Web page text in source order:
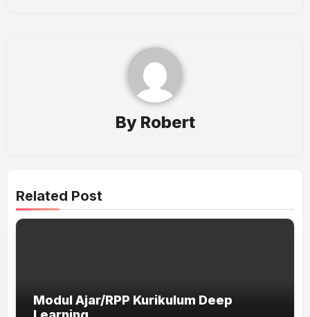
By Robert
Related Post
Modul Ajar/RPP Kurikulum Deep